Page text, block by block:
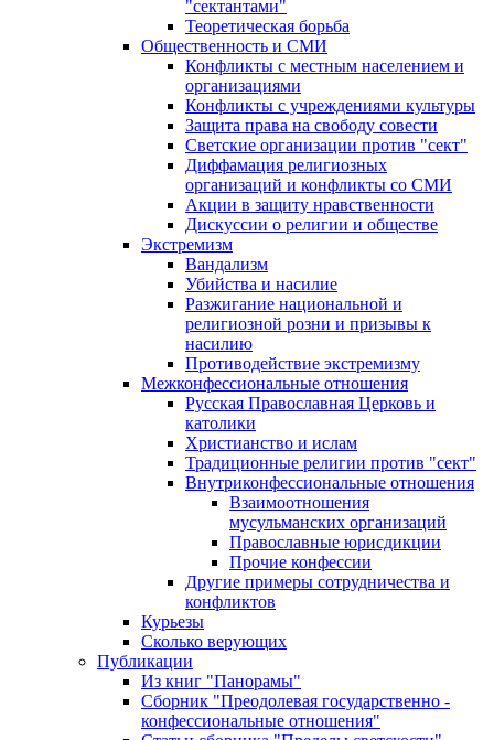
"сектантами"
Теоретическая борьба
Общественность и СМИ
Конфликты с местным населением и
организациями
Конфликты с учреждениями культуры
Защита права на свободу совести
Светские организации против "сект"
Диффамация религиозных
организаций и конфликты со СМИ
Акции в защиту нравственности
Дискуссии о религии и обществе
Экстремизм
Вандализм
Убийства и насилие
Разжигание национальной и
религиозной розни и призывы к
насилию
Противодействие экстремизму
Межконфессиональные отношения
Русская Православная Церковь и
католики
Христианство и ислам
Традиционные религии против "сект"
Внутриконфессиональные отношения
Взаимоотношения
мусульманских организаций
Православные юрисдикции
Прочие конфессии
Другие примеры сотрудничества и
конфликтов
Курьезы
Сколько верующих
Публикации
Из книг "Панорамы"
Сборник "Преодолевая государственно -
конфессиональные отношения"